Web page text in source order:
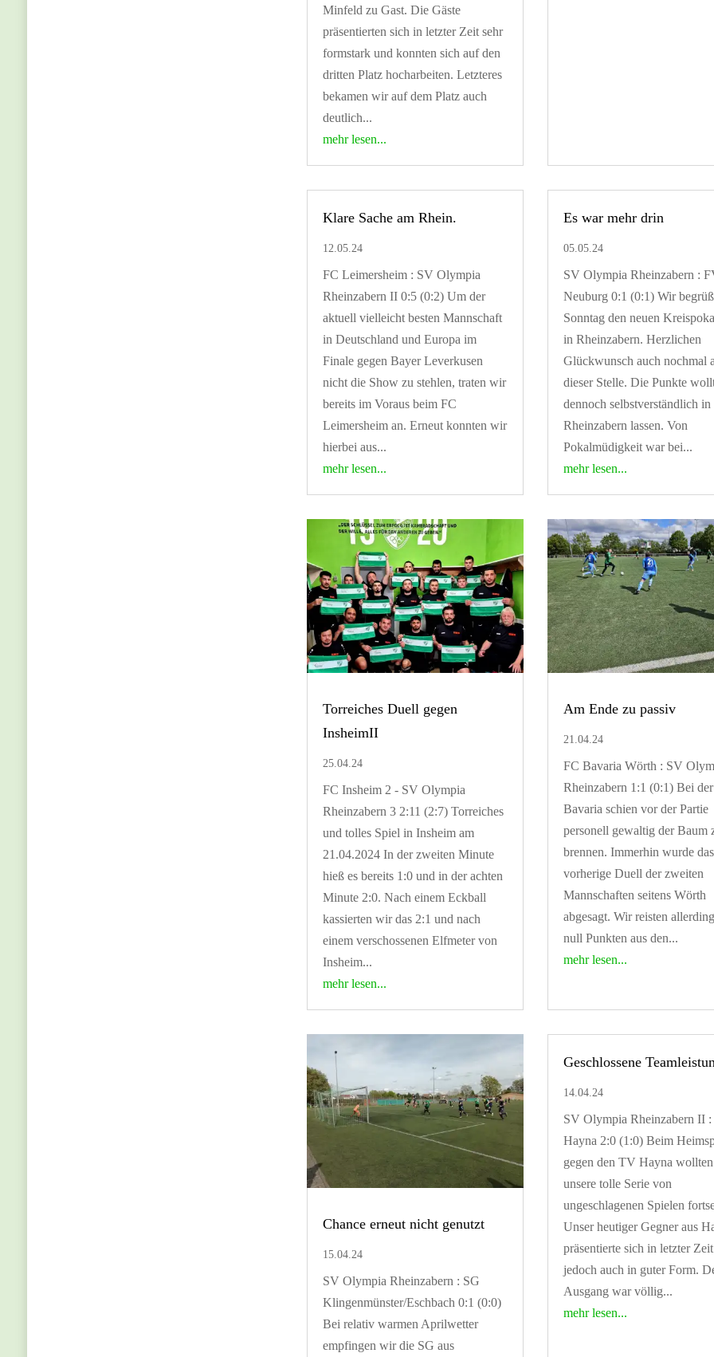
Minfeld zu Gast. Die Gäste
präsentierten sich in letzter Zeit sehr
formstark und konnten sich auf den
dritten Platz hocharbeiten. Letzteres
bekamen wir auf dem Platz auch
deutlich...
mehr lesen...
Klare Sache am Rhein.
12.05.24
FC Leimersheim : SV Olympia
Rheinzabern II 0:5 (0:2) Um der
aktuell vielleicht besten Mannschaft
in Deutschland und Europa im
Finale gegen Bayer Leverkusen
nicht die Show zu stehlen, traten wir
bereits im Voraus beim FC
Leimersheim an. Erneut konnten wir
hierbei aus...
mehr lesen...
Es war mehr drin
05.05.24
SV Olympia Rheinzabern :
Neuburg 0:1 (0:1) Wir
Sonntag den neuen
in Rheinzabern. Herzlichen
Glückwunsch auch nochmal
dieser Stelle. Die Punkte
dennoch selbstverständlich in
Rheinzabern lassen. Von
Pokalmüdigkeit war bei...
mehr lesen...
Torreiches Duell gegen
InsheimII
25.04.24
FC Insheim 2 - SV Olympia
Rheinzabern 3 2:11 (2:7) Torreiches
und tolles Spiel in Insheim am
21.04.2024 In der zweiten Minute
hieß es bereits 1:0 und in der achten
Minute 2:0. Nach einem Eckball
kassierten wir das 2:1 und nach
einem verschossenen Elfmeter von
Insheim...
mehr lesen...
Am Ende zu passiv
21.04.24
FC Bavaria Wörth : SV
Rheinzabern 1:1 (0:1) Bei der
Bavaria schien vor der Partie
personell gewaltig der Baum
brennen. Immerhin wurde das
vorherige Duell der zweiten
Mannschaften seitens Wörth
abgesagt. Wir reisten
null Punkten aus den...
mehr lesen...
Chance erneut nicht genutzt
15.04.24
SV Olympia Rheinzabern : SG
Klingenmünster/Eschbach 0:1 (0:0)
Bei relativ warmen Aprilwetter
empfingen wir die SG aus
Geschlossene
14.04.24
SV Olympia Rheinzabern II
Hayna 2:0 (1:0) Beim
gegen den TV Hayna
unsere tolle Serie von
ungeschlagenen Spielen
Unser heutiger Gegner aus
präsentierte sich in letzter Zeit
jedoch auch in guter Form.
Ausgang war völlig...
mehr lesen...